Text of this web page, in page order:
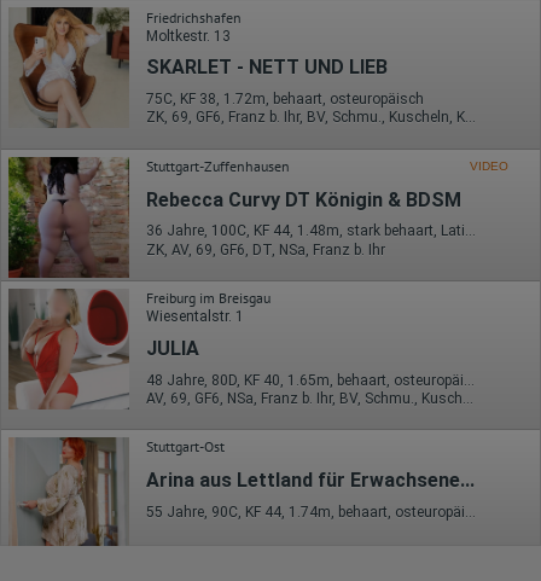
Wohin ging der Besucher? Klickte er auf weitere Seiten des
Portals oder hat er sie komplett verlassen?
Wie lange blieb der Besucher?
Ort der Verarbeitung:
Europäische Union & USA
Wir nutzen Hotjar als Webanalysedient. Es wird verwendet, um
Daten über das Benutzerverhalten zu sammeln. Hotjar kann
auch im Rahmen von Umfragen und Feedbackfunktionen, die
auf unserer Website eingebunden sind, von Ihnen bereitgestellte
Informationen verarbeiten.
Herausgeber:
Hotjar Limited, Malta
Erhobene Daten:
Datum und Uhrzeit des Besuchs
Gerätetyp
IP-Adresse
Mausbewegungen
Besuchte Seiten
Referrer URL
Bildschirmauflösung
Eindeutige Gerätekennung
Friedrichshafen
Moltkestr. 13
SKARLET - NETT UND LIEB
75C, KF 38, 1.72m, behaart, osteuropäisch
ZK, 69, GF6, Franz b. Ihr, BV, Schmu., Kuscheln, Körperküs.
Stuttgart-Zuffenhausen VIDEO
Rebecca Curvy DT Königin & BDSM
36 Jahre, 100C, KF 44, 1.48m, stark behaart, Latina
ZK, AV, 69, GF6, DT, NSa, Franz b. Ihr
Freiburg im Breisgau
Wiesentalstr. 1
JULIA
AV, 69, GF6, NSa, Franz b. Ihr, BV, Schmu., Kuscheln
Stuttgart-Ost
Arina aus Lettland für Erwachsene...
55 Jahre, 90C, KF 44, 1.74m, behaart, osteuropäisch